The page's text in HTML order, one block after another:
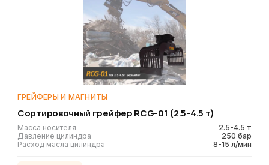
ГРЕЙФЕРЫ И МАГНИТЫ
Сортировочный грейфер RCG-01 (2.5-4.5 т)
Масса носителя
2.5-4.5 т
Давление цилиндра
250 бар
Расход масла цилиндра
8-15 л/мин